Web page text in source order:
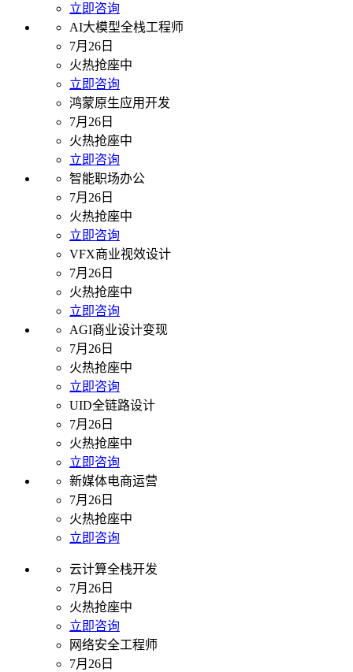
立即咨询
AI大模型全栈工程师
7月26日
火热抢座中
立即咨询
鸿蒙原生应用开发
7月26日
火热抢座中
立即咨询
智能职场办公
7月26日
火热抢座中
立即咨询
VFX商业视效设计
7月26日
火热抢座中
立即咨询
AGI商业设计变现
7月26日
火热抢座中
立即咨询
UID全链路设计
7月26日
火热抢座中
立即咨询
新媒体电商运营
7月26日
火热抢座中
立即咨询
云计算全栈开发
7月26日
火热抢座中
立即咨询
网络安全工程师
7月26日